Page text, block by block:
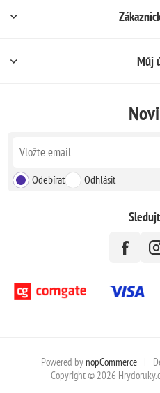
Můj
Odebírat Odhlásit
Powered by nopCommerce |
Copyright © 2026